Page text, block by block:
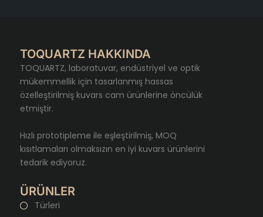
TOQUARTZ HAKKINDA
TOQUARTZ, laboratuvar, endüstriyel ve optik
mükemmellik için tasarlanmış hassas
özelleştirilmiş kuvars cam ürünlerine öncülük
etmiştir.
Hızlı prototipleme ile eşleştirilmiş, MOQ
kısıtlamaları olmaksızın en iyi kuvars ürünlerini
tedarik ediyoruz.
ÜRÜNLER
Türleri